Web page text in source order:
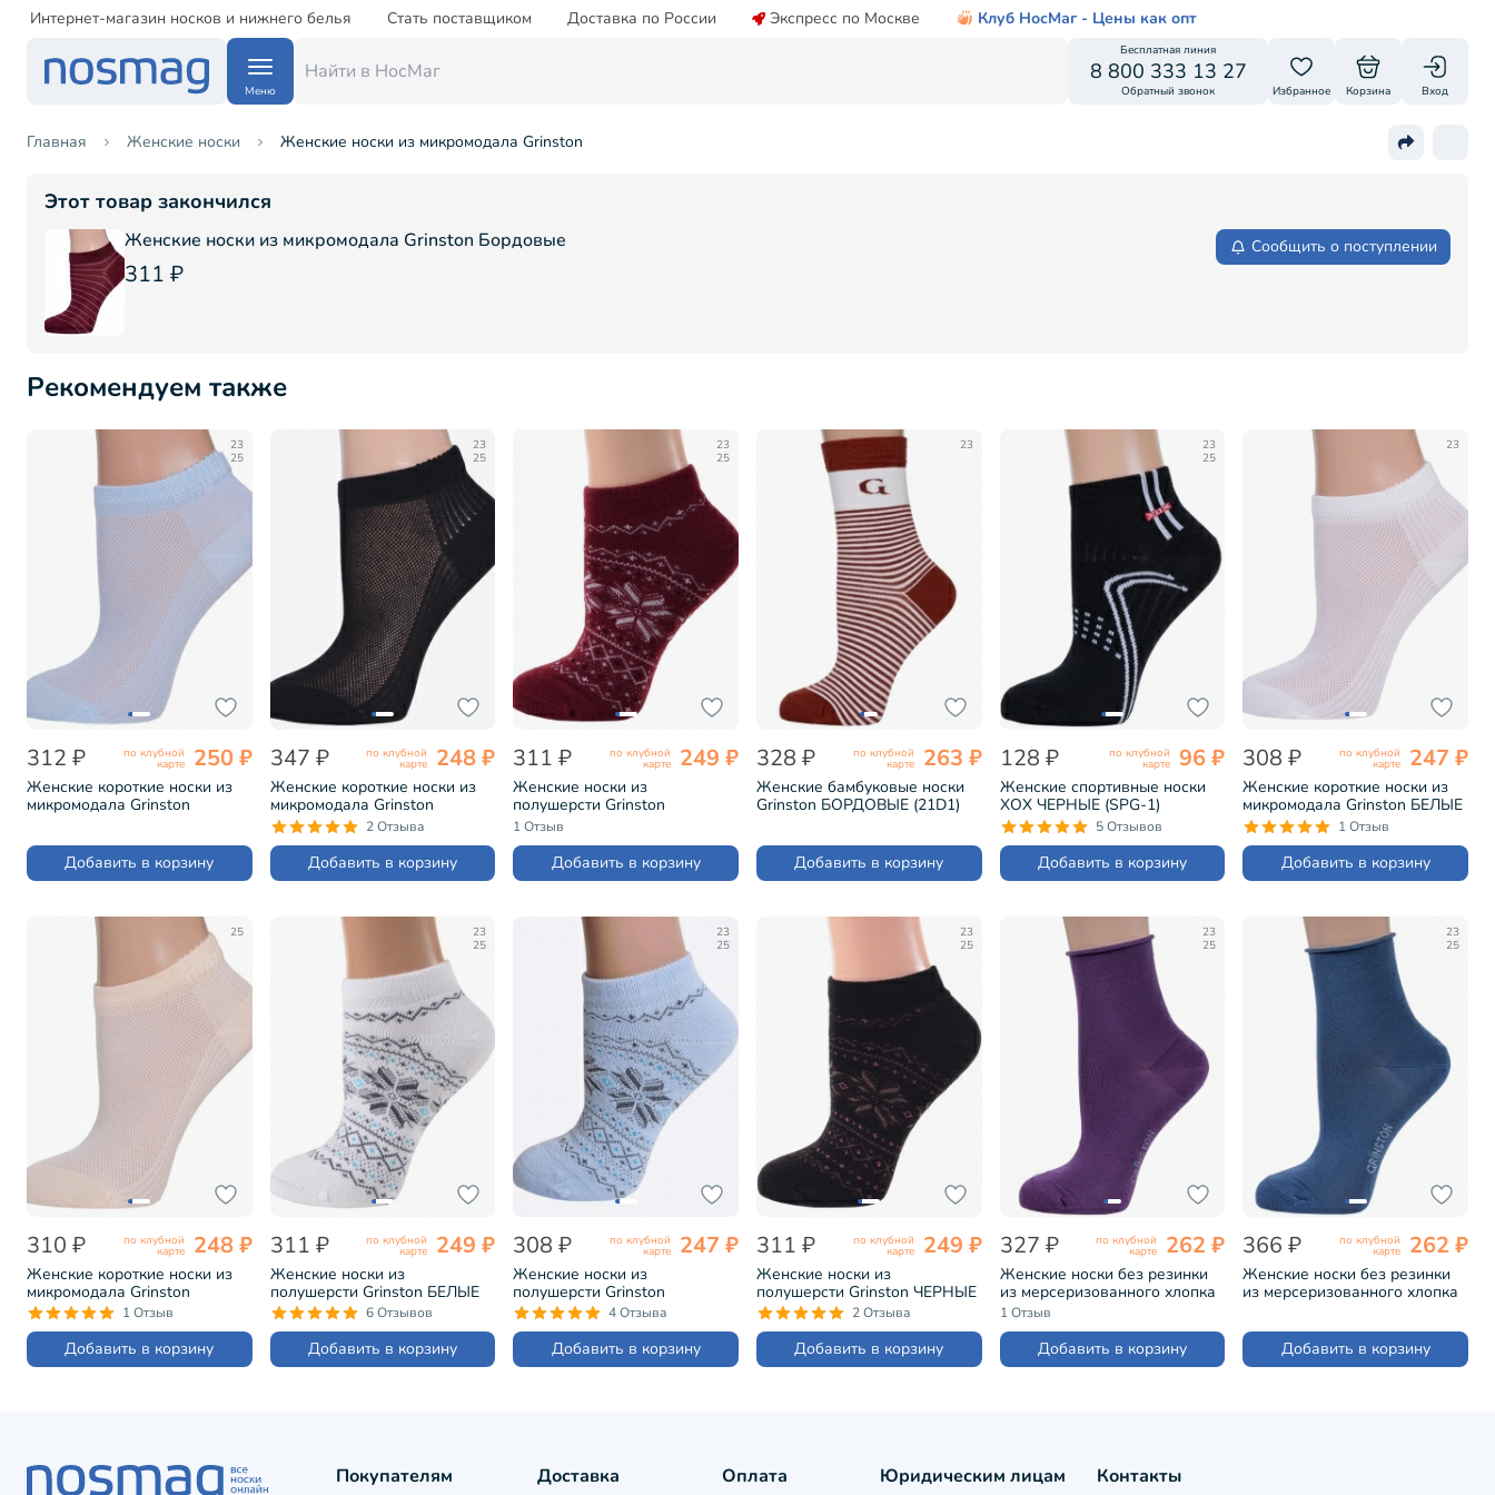
Интернет-магазин носков и нижнего белья Стать поставщиком Доставка по России Экспресс по Москве Клуб НосМаг - Цены как опт
Меню
Бесплатная линия
8 800 333 13 27
Обратный звонок Избранное Корзина Вход
Главная Женские носки Женские носки из микромодала Grinston
Этот товар закончился
Женские носки из микромодала Grinston Бордовые
311 ₽
Сообщить о поступлении
Рекомендуем также
23
25
312 ₽ по клубной
карте 250 ₽
Женские короткие носки из
микромодала Grinston
Добавить в корзину
23
25
347 ₽ по клубной
карте 248 ₽
Женские короткие носки из
микромодала Grinston
ЧЕРНЫЕ (17D3)2 Отзыва
Добавить в корзину
23
25
311 ₽ по клубной
карте 249 ₽
Женские носки из
полушерсти Grinston
БОРДОВЫЕ (17D4)
1 Отзыв
Добавить в корзину
23
328 ₽ по клубной
карте 263 ₽
Женские бамбуковые носки
Grinston БОРДОВЫЕ (21D1)
Добавить в корзину
23
25
128 ₽ по клубной
карте 96 ₽
Женские спортивные носки
ХОХ ЧЕРНЫЕ (SPG-1)
5 Отзывов
Добавить в корзину
23
308 ₽ по клубной
карте 247 ₽
Женские короткие носки из
микромодала Grinston БЕЛЫЕ
(17D3)
1 Отзыв
Добавить в корзину
25
310 ₽ по клубной
карте 248 ₽
Женские короткие носки из
микромодала Grinston
КРЕМОВЫЕ (17D3)
1 Отзыв
Добавить в корзину
23
25
311 ₽ по клубной
карте 249 ₽
Женские носки из
полушерсти Grinston БЕЛЫЕ
(17D4)
6 Отзывов
Добавить в корзину
23
25
308 ₽ по клубной
карте 247 ₽
Женские носки из
полушерсти Grinston
ГОЛУБЫЕ (17D4)4 Отзыва
Добавить в корзину
23
25
311 ₽ по клубной
карте 249 ₽
Женские носки из
полушерсти Grinston ЧЕРНЫЕ
(17D4)
2 Отзыва
Добавить в корзину
23
25
327 ₽ по клубной
карте 262 ₽
Женские носки без резинки
из мерсеризованного хлопка
Grinston ФИОЛЕТОВЫЕ
(15D22)
1 Отзыв
Добавить в корзину
23
25
366 ₽ по клубной
карте 262 ₽
Женские носки без резинки
из мерсеризованного хлопка
Добавить в корзину
Покупателям Доставка Оплата Юридическим лицам Контакты